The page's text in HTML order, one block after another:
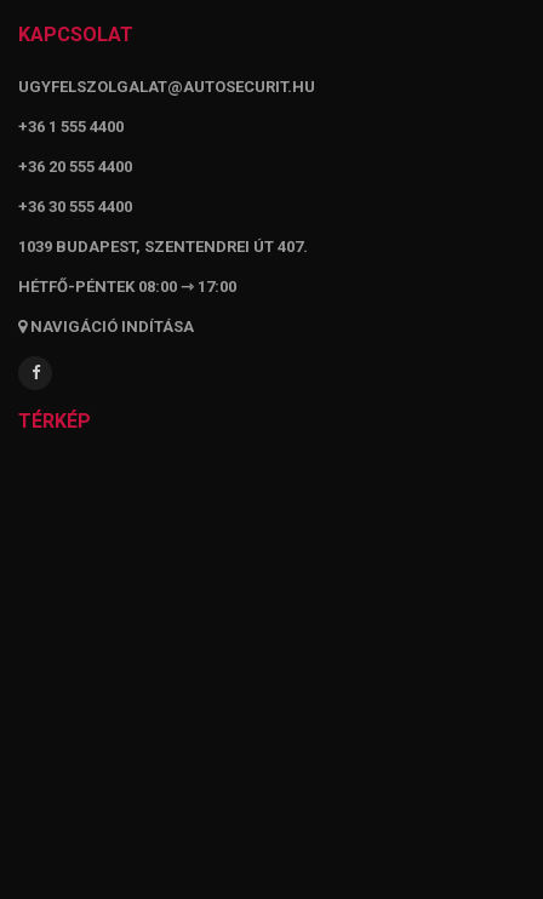
KAPCSOLAT
UGYFELSZOLGALAT@AUTOSECURIT.HU
+36 1 555 4400
+36 20 555 4400
+36 30 555 4400
1039 BUDAPEST, SZENTENDREI ÚT 407.
HÉTFŐ-PÉNTEK 08:00 ⇾ 17:00
NAVIGÁCIÓ INDÍTÁSA
TÉRKÉP